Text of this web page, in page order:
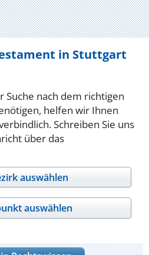
in Stuttgart
Suche nach dem richtigen
helfen wir Ihnen
Schreiben Sie uns
über das
auswählen
auswählen